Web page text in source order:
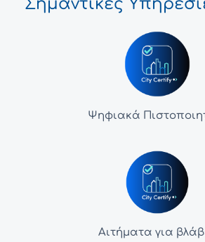
Σημαντικές
Ψηφιακά
Αιτήματα για